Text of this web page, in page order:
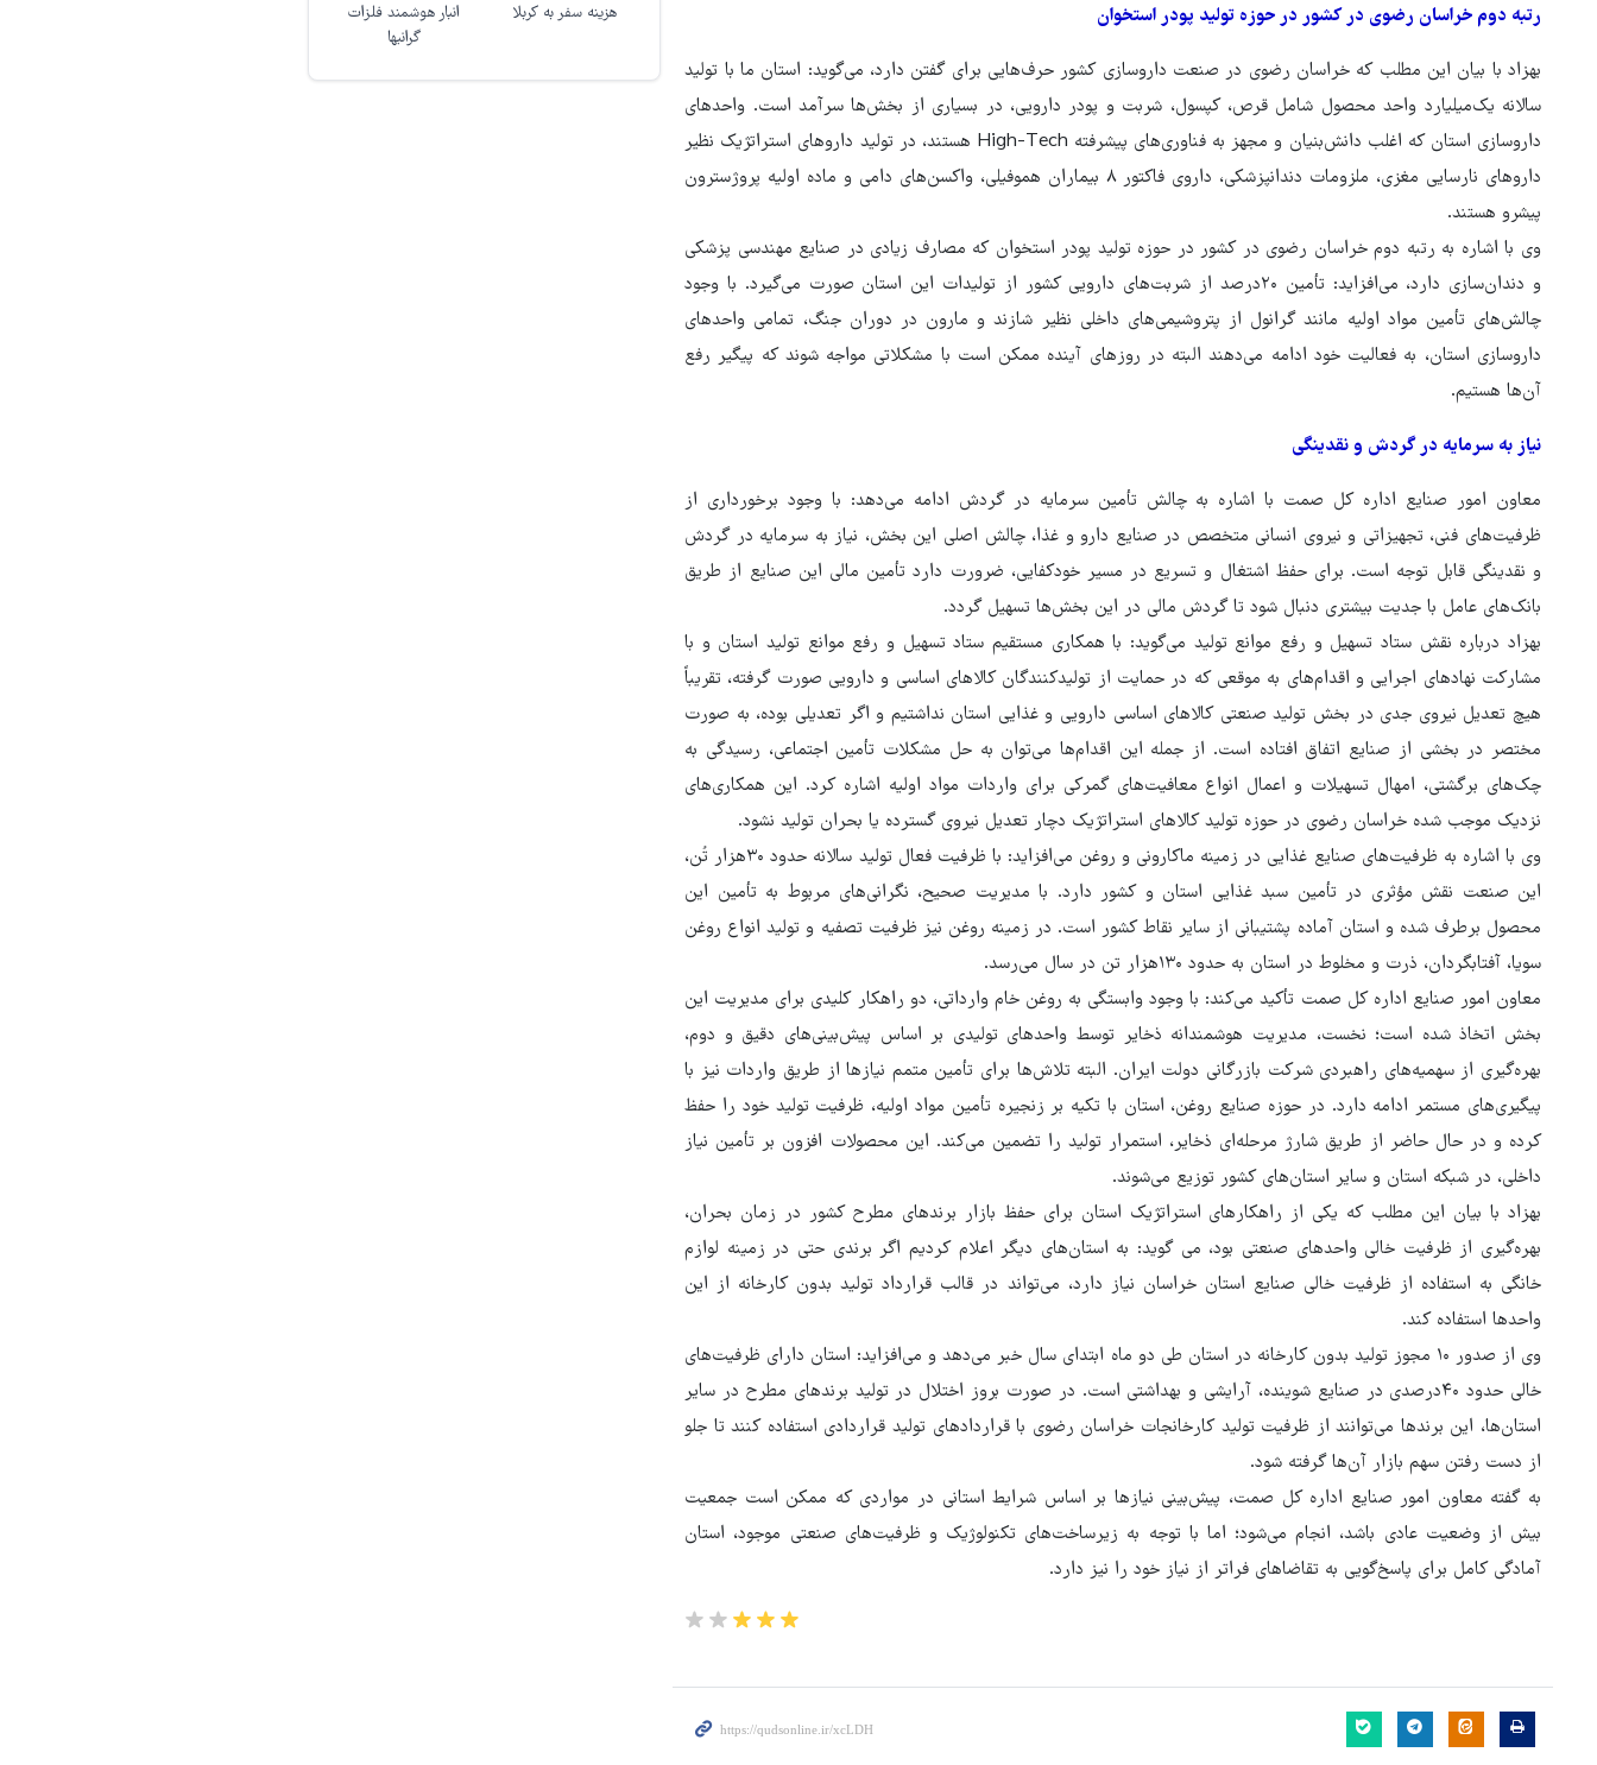
رتبه دوم خراسان رضوی در کشور در حوزه تولید پودر استخوان
بهزاد با بیان این مطلب که خراسان رضوی در صنعت داروسازی کشور حرف‌هایی برای گفتن دارد، می‌گوید: استان ما با تولید
سالانه یک‌میلیارد واحد محصول شامل قرص، کپسول، شربت و پودر دارویی، در بسیاری از بخش‌ها سرآمد است. واحدهای
داروسازی استان که اغلب دانش‌بنیان و مجهز به فناوری‌های پیشرفته High-Tech هستند، در تولید داروهای استراتژیک نظیر
داروهای نارسایی مغزی، ملزومات دندانپزشکی، داروی فاکتور ۸ بیماران هموفیلی، واکسن‌های دامی و ماده اولیه پروژسترون
پیشرو هستند.
وی با اشاره به رتبه دوم خراسان رضوی در کشور در حوزه تولید پودر استخوان که مصارف زیادی در صنایع مهندسی پزشکی
و دندان‌سازی دارد، می‌افزاید: تأمین ۲۰درصد از شربت‌های دارویی کشور از تولیدات این استان صورت می‌گیرد. با وجود
چالش‌های تأمین مواد اولیه مانند گرانول از پتروشیمی‌های داخلی نظیر شازند و مارون در دوران جنگ، تمامی واحدهای
داروسازی استان، به فعالیت خود ادامه می‌دهند البته در روزهای آینده ممکن است با مشکلاتی مواجه شوند که پیگیر رفع
آن‌ها هستیم.
نیاز به سرمایه در گردش و نقدینگی
معاون امور صنایع اداره کل صمت با اشاره به چالش تأمین سرمایه در گردش ادامه می‌دهد: با وجود برخورداری از
ظرفیت‌های فنی، تجهیزاتی و نیروی انسانی متخصص در صنایع دارو و غذا، چالش اصلی این بخش، نیاز به سرمایه در گردش
و نقدینگی قابل ‌توجه است. برای حفظ اشتغال و تسریع در مسیر خودکفایی، ضرورت دارد تأمین مالی این صنایع از طریق
بانک‌های عامل با جدیت بیشتری دنبال شود تا گردش مالی در این بخش‌ها تسهیل گردد.
بهزاد درباره نقش ستاد تسهیل و رفع موانع تولید می‌گوید: با همکاری مستقیم ستاد تسهیل و رفع موانع تولید استان و با
مشارکت نهادهای اجرایی و اقدام‌های به موقعی که در حمایت از تولیدکنندگان کالاهای اساسی و دارویی صورت گرفته، تقریباً
هیچ تعدیل نیروی جدی در بخش تولید صنعتی کالاهای اساسی دارویی و غذایی استان نداشتیم و اگر تعدیلی بوده، به صورت
مختصر در بخشی از صنایع اتفاق افتاده است. از جمله این اقدام‌ها می‌توان به حل مشکلات تأمین اجتماعی، رسیدگی به
چک‌های برگشتی، امهال تسهیلات و اعمال انواع معافیت‌های گمرکی برای واردات مواد اولیه اشاره کرد. این همکاری‌های
نزدیک موجب شده خراسان رضوی در حوزه تولید کالاهای استراتژیک دچار تعدیل نیروی گسترده یا بحران تولید نشود.
وی با اشاره به ظرفیت‌های صنایع غذایی در زمینه ماکارونی و روغن می‌افزاید: با ظرفیت فعال تولید سالانه حدود ۳۰هزار تُن،
این صنعت نقش مؤثری در تأمین سبد غذایی استان و کشور دارد. با مدیریت صحیح، نگرانی‌های مربوط به تأمین این
محصول برطرف شده و استان آماده پشتیبانی از سایر نقاط کشور است. در زمینه روغن نیز ظرفیت تصفیه و تولید انواع روغن
سویا، آفتابگردان، ذرت و مخلوط در استان به حدود ۱۳۰هزار تن در سال می‌رسد.
معاون امور صنایع اداره کل صمت تأکید می‌کند: با وجود وابستگی به روغن خام وارداتی، دو راهکار کلیدی برای مدیریت این
بخش اتخاذ شده است؛ نخست، مدیریت هوشمندانه ذخایر توسط واحدهای تولیدی بر اساس پیش‌بینی‌های دقیق و دوم،
بهره‌گیری از سهمیه‌های راهبردی شرکت بازرگانی دولت ایران. البته تلاش‌ها برای تأمین متمم نیازها از طریق واردات نیز با
پیگیری‌های مستمر ادامه دارد. در حوزه صنایع روغن، استان با تکیه بر زنجیره تأمین مواد اولیه، ظرفیت تولید خود را حفظ
کرده و در حال حاضر از طریق شارژ مرحله‌ای ذخایر، استمرار تولید را تضمین می‌کند. این محصولات افزون بر تأمین نیاز
داخلی، در شبکه استان و سایر استان‌های کشور توزیع می‌شوند.
بهزاد با بیان این مطلب که یکی از راهکارهای استراتژیک استان برای حفظ بازار برندهای مطرح کشور در زمان بحران،
بهره‌گیری از ظرفیت خالی واحدهای صنعتی بود، می گوید: به استان‌های دیگر اعلام کردیم اگر برندی حتی در زمینه لوازم
خانگی به استفاده از ظرفیت خالی صنایع استان خراسان نیاز دارد، می‌تواند در قالب قرارداد تولید بدون کارخانه از این
واحدها استفاده کند.
وی از صدور ۱۰ مجوز تولید بدون کارخانه در استان طی دو ماه ابتدای سال خبر می‌دهد و می‌افزاید: استان دارای ظرفیت‌های
خالی حدود ۴۰درصدی در صنایع شوینده، آرایشی و بهداشتی است. در صورت بروز اختلال در تولید برندهای مطرح در سایر
استان‌ها، این برندها می‌توانند از ظرفیت تولید کارخانجات خراسان رضوی با قراردادهای تولید قراردادی استفاده کنند تا جلو
از دست رفتن سهم بازار آن‌ها گرفته شود.
به گفته معاون امور صنایع اداره کل صمت، پیش‌بینی نیازها بر اساس شرایط استانی در مواردی که ممکن است جمعیت
بیش از وضعیت عادی باشد، انجام می‌شود؛ اما با توجه به زیرساخت‌های تکنولوژیک و ظرفیت‌های صنعتی موجود، استان
آمادگی کامل برای پاسخ‌گویی به تقاضاهای فراتر از نیاز خود را نیز دارد.
هزینه سفر به کربلا
انبار هوشمند فلزات
گرانبها